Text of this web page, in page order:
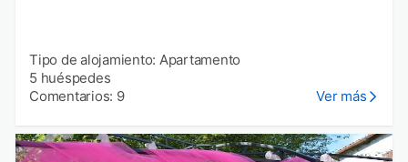
Tipo de alojamiento: Apartamento
5 huéspedes
Comentarios: 9
Ver más